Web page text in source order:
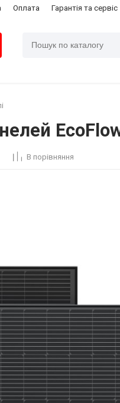
Оплата Гарантія та сервіс
В порівняння